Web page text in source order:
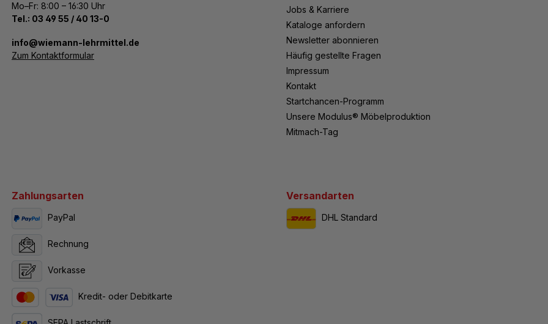
Mo–Fr: 8:00 – 16:30 Uhr
Tel.: 03 49 55 / 40 13-0
­info@wiemann-lehrmittel.de
Zum Kontaktformular
Jobs & Karriere
Kataloge anfordern
Newsletter abonnieren
Häufig gestellte Fragen
Impressum
Kontakt
Startchancen-Programm
Unsere Modulus® Möbelproduktion
Mitmach-Tag
Zahlungsarten
PayPal
Rechnung
Vorkasse
Kredit- oder Debitkarte
Versandarten
DHL Standard